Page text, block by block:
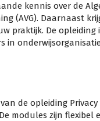
kennis over de
(AVG). Daarnaast
praktijk. De
in
de opleiding
modules zijn flexibel